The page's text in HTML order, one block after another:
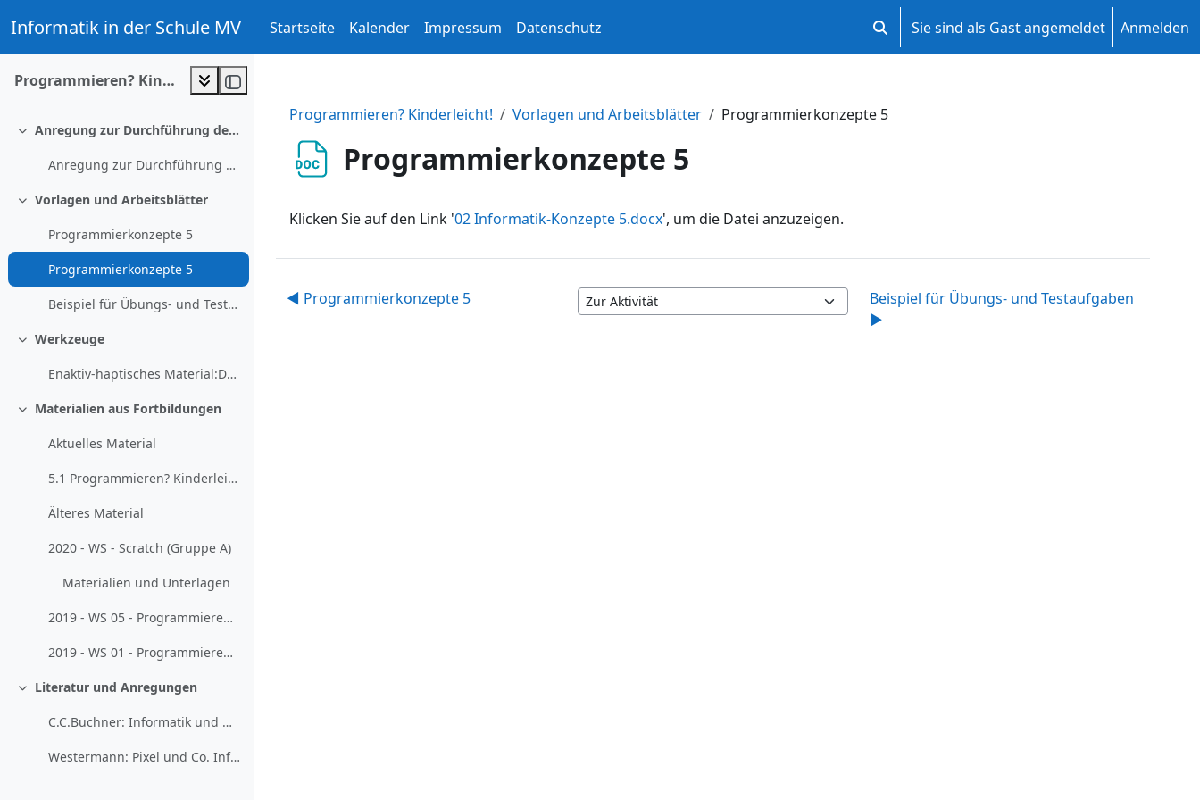
Informatik in der Schule MV Startseite Kalender Impressum Datenschutz Sucheingabe umschalten
Sie sind als Gast angemeldet Anmelden
Programmieren? Kinderleicht!
Einklappen Anregung zur Durchführung der Unterrichtseinheit
Anregung zur Durchführung der Unterrichtseinheit
Einklappen
Vorlagen und Arbeitsblätter
Programmierkonzepte 5
Programmierkonzepte 5
Beispiel für Übungs- und Testaufgaben
Einklappen
Werkzeuge
Enaktiv-haptisches Material:Das Spiel mit dem ...
Einklappen
Materialien aus Fortbildungen
Aktuelles Material
5.1 Programmieren? Kinderleicht! (2020-12-03)
Älteres Material
2020 - WS - Scratch (Gruppe A)
Materialien und Unterlagen
2019 - WS 05 - Programmieren? Kinderleicht!
2019 - WS 01 - Programmieren mit Scratch und Co. für Lehrkräfte ohne größere Vorerfahrungen
Einklappen
Literatur und Anregungen
C.C.Buchner: Informatik und Medienbildung 5/6 MV
Westermann: Pixel und Co. Informatik in der Grundschule. Kapitel 6
Programmieren? Kinderleicht! Vorlagen und Arbeitsblätter Programmierkonzepte 5
Programmierkonzepte 5
Klicken Sie auf den Link '02 Informatik-Konzepte 5.docx', um die Datei anzuzeigen.
◀︎ Programmierkonzepte 5
Zur Aktivität
Beispiel für Übungs- und Testaufgaben
▶︎